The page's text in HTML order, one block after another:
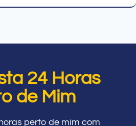
24 Horas
de Mim
perto de mim com